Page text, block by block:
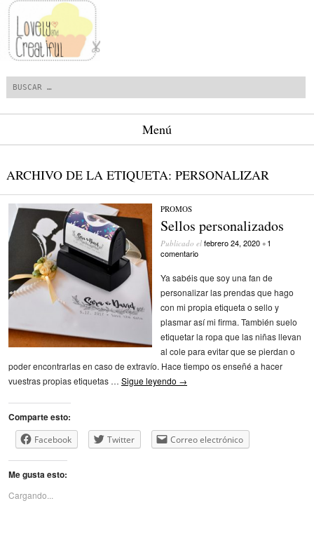
Menú
ARCHIVO DE LA ETIQUETA: PERSONALIZAR
PROMOS
Sellos personalizados
Publicado el febrero 24, 2020 • 1
comentario
Ya sabéis que soy una fan de
personalizar las prendas que hago
con mi propia etiqueta o sello y
plasmar así mi firma. También suelo
etiquetar la ropa que las niñas llevan
al cole para evitar que se pierdan o
poder encontrarlas en caso de extravío. Hace tiempo os enseñé a hacer
vuestras propias etiquetas … Sigue leyendo →
Comparte esto:
Facebook Twitter Correo electrónico
Me gusta esto:
Cargando...